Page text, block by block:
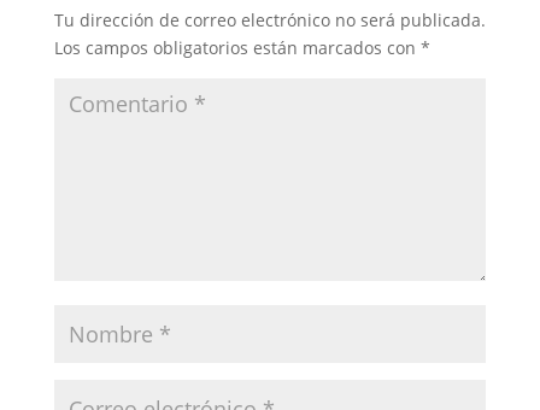
Tu dirección de correo electrónico no será publicada.
Los campos obligatorios están marcados con *